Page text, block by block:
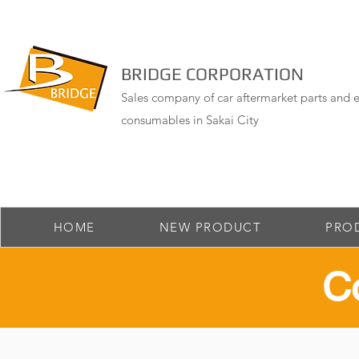
BRIDGE CORPORATION
Sales company of car aftermarket parts and
consumables in Sakai City
HOME NEW PRODUCT